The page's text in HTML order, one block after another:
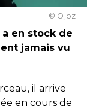
© Ojoz
a en stock de
jamais vu
il arrive
en cours de